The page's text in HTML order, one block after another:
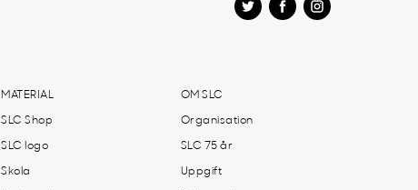
MATERIAL
SLC Shop
SLC logo
Skola
OM SLC
Organisation
SLC 75 år
Uppgift